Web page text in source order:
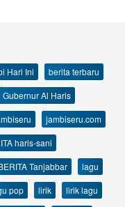
Hari Ini
berita terbaru
Gubernur Al Haris
jambiseru.com
haris-sani
Tanjabbar
lagu
pop lirik
lirik lagu